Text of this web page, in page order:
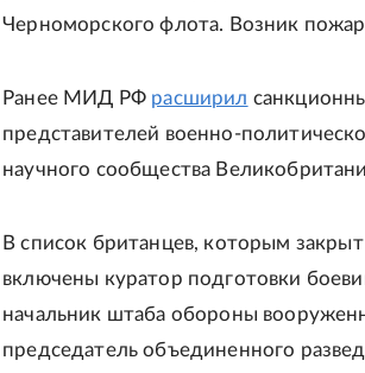
Черноморского флота. Возник
Ранее МИД РФ расширил
представителей военно-
научного сообщества
В список британцев, которым
включены куратор подготовки
начальник штаба обороны
председатель объединенного